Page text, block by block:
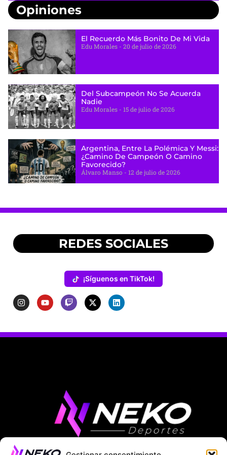
Opiniones
El Recuerdo Más Bonito De Mi Vida
Edu Morales 20 de julio de 2026
Del Subcampeón No Se Acuerda
Nadie
Edu Morales 15 de julio de 2026
Argentina, Entre La Polémica Y Messi:
¿camino De Campeón O Camino
Favorecido?
Álvaro Manso 12 de julio de 2026
REDES SOCIALES
¡Síguenos en TikTok!